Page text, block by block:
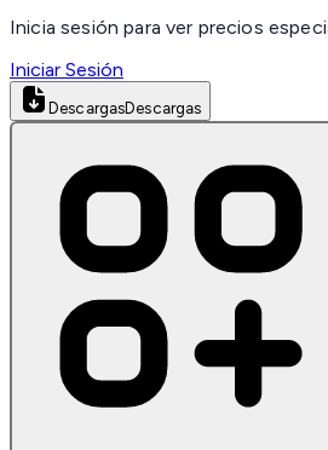
Inicia sesión para ver precios
Iniciar Sesión
DescargasDescargas